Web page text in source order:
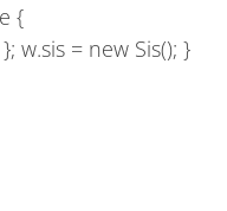
{
w.sis = new Sis(); }